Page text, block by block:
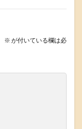
※ が付いている欄は必